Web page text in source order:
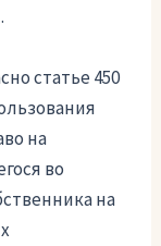
статье 450
на
во
на